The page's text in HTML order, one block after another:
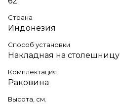
Страна
Индонезия
Способ установки
Накладная на столешницу
Комплектация
Раковина
Высота, см.